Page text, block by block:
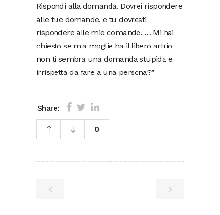
Rispondi alla domanda. Dovrei rispondere
alle tue domande, e tu dovresti
rispondere alle mie domande. … Mi hai
chiesto se mia moglie ha il libero artrio,
non ti sembra una domanda stupida e
irrispetta da fare a una persona?”
Share:
0